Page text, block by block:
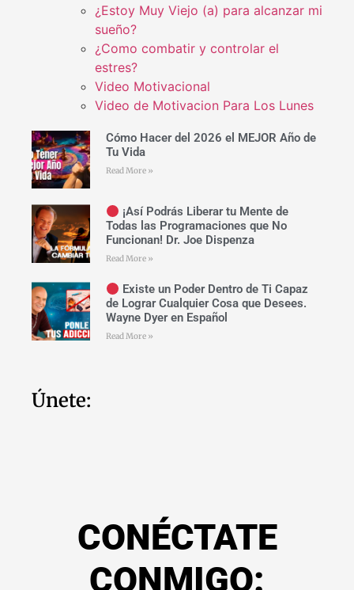
¿Estoy Muy Viejo (a) para alcanzar mi
sueño?
¿Como combatir y controlar el
estres?
Video Motivacional
Video de Motivacion Para Los Lunes
Cómo Hacer del 2026 el MEJOR Año de
Tu Vida
Read More »
¡Así Podrás Liberar tu Mente de
Todas las Programaciones que No
Funcionan! Dr. Joe Dispenza
Read More »
Existe un Poder Dentro de Ti Capaz
de Lograr Cualquier Cosa que Desees.
Wayne Dyer en Español
Read More »
Únete:
CONÉCTATE
CONMIGO: